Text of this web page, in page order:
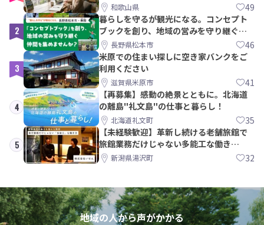
和歌山県 49
2
暮らしを守るが観光になる。コンセプト
ブックを創り、地域の営みを守り継ぐ仲
間を集めませんか？
長野県松本市 46
3
米原での住まい探しに空き家バンクをご
利用ください
滋賀県米原市 41
4
【再募集】感動の絶景とともに。北海道
の離島"礼文島"の仕事と暮らし！
北海道礼文町 35
5
【未経験歓迎】革新し続ける老舗旅館で
旅館業務だけじゃない多能工な働き
方。 株式会社いせん
新潟県湯沢町 32
地域の人から声がかかる